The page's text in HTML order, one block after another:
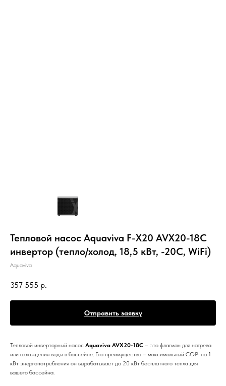
Тепловой насос Aquaviva F-X20 AVX20-18C
инвертор (тепло/холод, 18,5 кВт, -20С, WiFi)
Aquaviva
357 555 р.
Отправить заявку
Тепловой инверторный насос Aquaviva AVX20-18C – это флагман для нагрева
или охлаждения воды в бассейне. Его преимущество – максимальный COP: на 1
кВт энергопотребления он вырабатывает до 20 кВт бесплатного тепла для
вашего бассейна.